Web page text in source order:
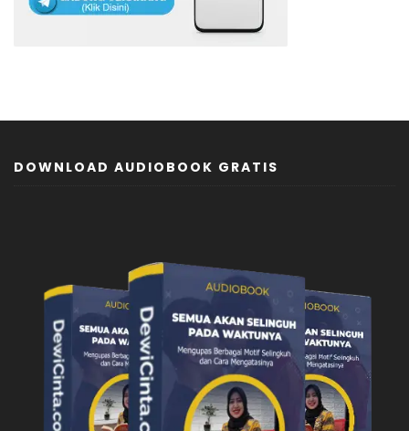
DOWNLOAD AUDIOBOOK GRATIS